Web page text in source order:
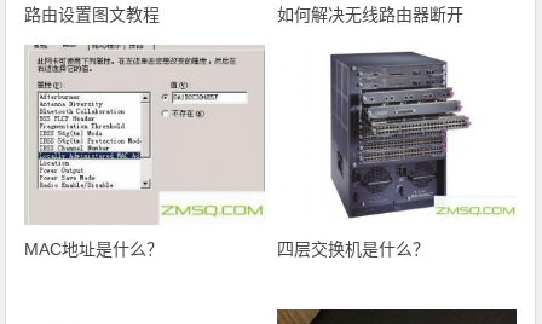
路由设置图文教程
如何解决无线路由器断开
MAC地址是什么？ 四层交换机是什么？